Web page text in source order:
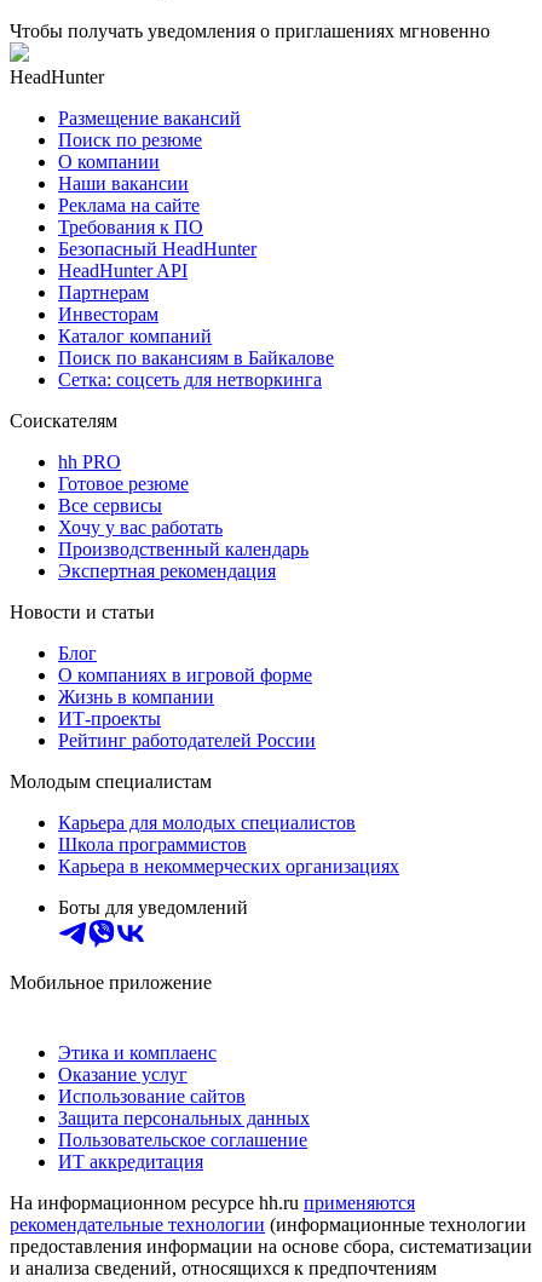
Чтобы получать уведомления о приглашениях мгновенно
HeadHunter
Размещение вакансий
Поиск по резюме
О компании
Наши вакансии
Реклама на сайте
Требования к ПО
Безопасный HeadHunter
HeadHunter API
Партнерам
Инвесторам
Каталог компаний
Поиск по вакансиям в Байкалове
Сетка: соцсеть для нетворкинга
Соискателям
hh PRO
Готовое резюме
Все сервисы
Хочу у вас работать
Производственный календарь
Экспертная рекомендация
Новости и статьи
Блог
О компаниях в игровой форме
Жизнь в компании
ИТ-проекты
Рейтинг работодателей России
Молодым специалистам
Карьера для молодых специалистов
Школа программистов
Карьера в некоммерческих организациях
Боты для уведомлений
Мобильное приложение
Этика и комплаенс
Оказание услуг
Использование сайтов
Защита персональных данных
Пользовательское соглашение
ИТ аккредитация
На информационном ресурсе hh.ru применяются
рекомендательные технологии (информационные технологии
предоставления информации на основе сбора, систематизации
и анализа сведений, относящихся к предпочтениям